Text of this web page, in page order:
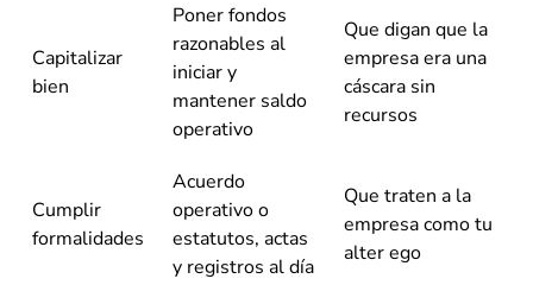
Capitalizar
bien
Poner fondos
razonables al
iniciar y
mantener saldo
operativo
Que digan que la
empresa era una
cáscara sin
recursos
Cumplir
formalidades
Acuerdo
operativo o
estatutos, actas
y registros al día
Que traten a la
empresa como tu
alter ego